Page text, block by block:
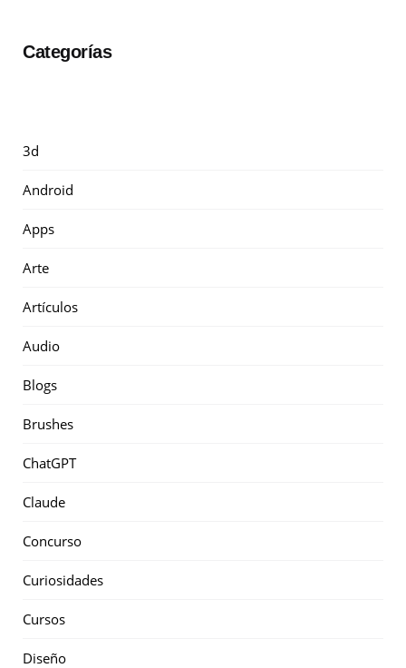
Categorías
3d
Android
Apps
Arte
Artículos
Audio
Blogs
Brushes
ChatGPT
Claude
Concurso
Curiosidades
Cursos
Diseño